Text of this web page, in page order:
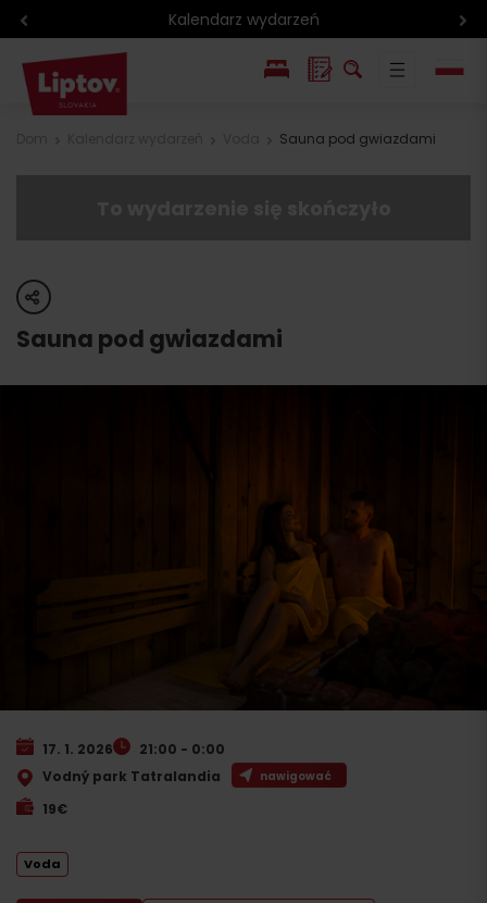
Kalendarz wydarzeń
Sauna pod gwiazdami
share
Sauna pod gwiazdami
17. 1. 2026
21:00 - 0:00
Vodný park Tatralandia
nawigować
19€
Voda